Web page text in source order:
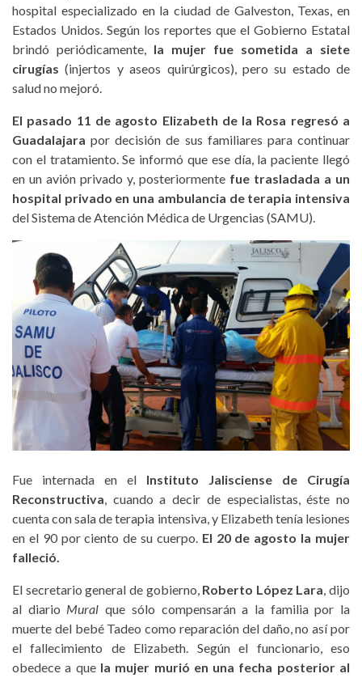
hospital especializado en la ciudad de Galveston, Texas, en
Estados Unidos. Según los reportes que el Gobierno Estatal
brindó periódicamente, la mujer fue sometida a siete
cirugías (injertos y aseos quirúrgicos), pero su estado de
salud no mejoró.
El pasado 11 de agosto Elizabeth de la Rosa regresó a
Guadalajara por decisión de sus familiares para continuar
con el tratamiento. Se informó que ese día, la paciente llegó
en un avión privado y, posteriormente fue trasladada a un
hospital privado en una ambulancia de terapia intensiva
del Sistema de Atención Médica de Urgencias (SAMU).
Fue internada en el Instituto Jalisciense de Cirugía
Reconstructiva, cuando a decir de especialistas, éste no
cuenta con sala de terapia intensiva, y Elizabeth tenía lesiones
en el 90 por ciento de su cuerpo. El 20 de agosto la mujer
falleció.
El secretario general de gobierno, Roberto López Lara, dijo
al diario Mural que sólo compensarán a la familia por la
muerte del bebé Tadeo como reparación del daño, no así por
el fallecimiento de Elizabeth. Según el funcionario, eso
obedece a que la mujer murió en una fecha posterior al